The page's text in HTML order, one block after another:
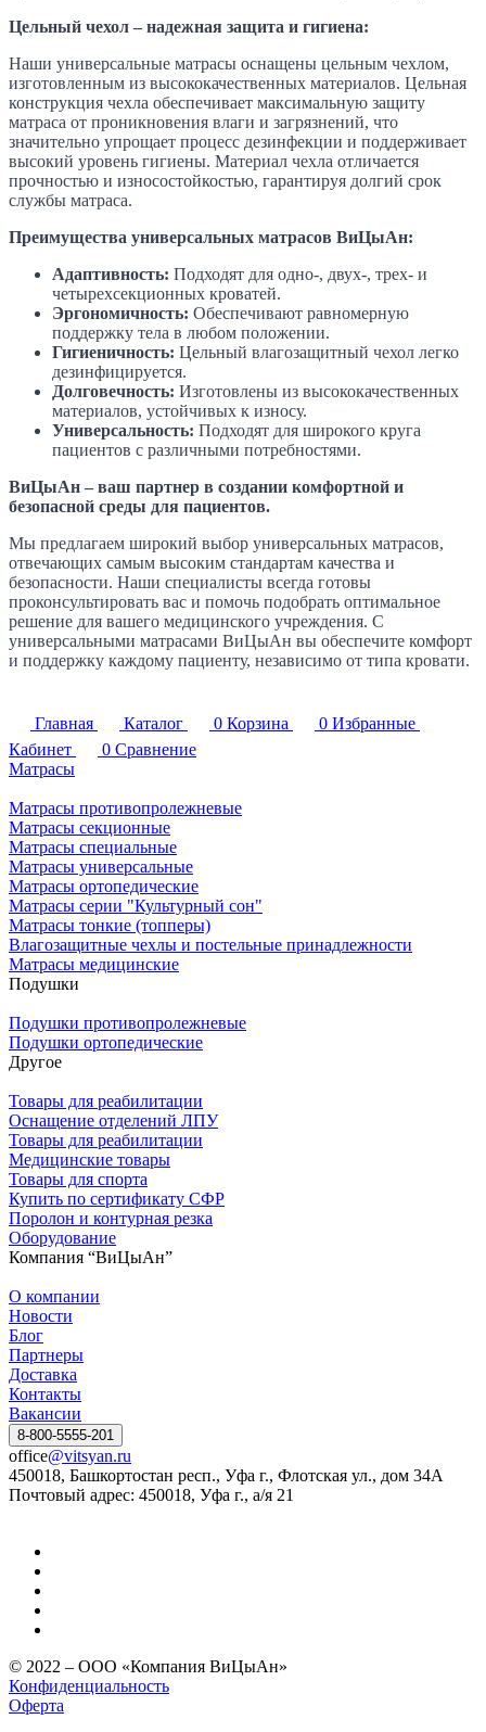
Цельный чехол – надежная защита и гигиена:
Наши универсальные матрасы оснащены цельным чехлом,
изготовленным из высококачественных материалов. Цельная
конструкция чехла обеспечивает максимальную защиту
матраса от проникновения влаги и загрязнений, что
значительно упрощает процесс дезинфекции и поддерживает
высокий уровень гигиены. Материал чехла отличается
прочностью и износостойкостью, гарантируя долгий срок
службы матраса.
Преимущества универсальных матрасов ВиЦыАн:
Адаптивность: Подходят для одно-, двух-, трех- и
четырехсекционных кроватей.
Эргономичность: Обеспечивают равномерную
поддержку тела в любом положении.
Гигиеничность: Цельный влагозащитный чехол легко
дезинфицируется.
Долговечность: Изготовлены из высококачественных
материалов, устойчивых к износу.
Универсальность: Подходят для широкого круга
пациентов с различными потребностями.
ВиЦыАн – ваш партнер в создании комфортной и
безопасной среды для пациентов.
Мы предлагаем широкий выбор универсальных матрасов,
отвечающих самым высоким стандартам качества и
безопасности. Наши специалисты всегда готовы
проконсультировать вас и помочь подобрать оптимальное
решение для вашего медицинского учреждения. С
универсальными матрасами ВиЦыАн вы обеспечите комфорт
и поддержку каждому пациенту, независимо от типа кровати.
Главная Каталог 0 Корзина 0 Избранные
Кабинет
0 Сравнение
Матрасы
Матрасы противопролежневые
Матрасы секционные
Матрасы специальные
Матрасы универсальные
Матрасы ортопедические
Матрасы серии "Культурный сон"
Матрасы тонкие (топперы)
Влагозащитные чехлы и постельные принадлежности
Матрасы медицинские
Подушки
Подушки противопролежневые
Подушки ортопедические
Другое
Товары для реабилитации
Оснащение отделений ЛПУ
Товары для реабилитации
Медицинские товары
Товары для спорта
Купить по сертификату СФР
Поролон и контурная резка
Оборудование
Компания “ВиЦыАн”
О компании
Новости
Блог
Партнеры
Доставка
Контакты
Вакансии
8-800-5555-201
office@vitsyan.ru
450018, Башкортостан респ., Уфа г., Флотская ул., дом 34А
Почтовый адрес: 450018, Уфа г., а/я 21
© 2022 – ООО «Компания ВиЦыАн»
Конфиденциальность
Оферта